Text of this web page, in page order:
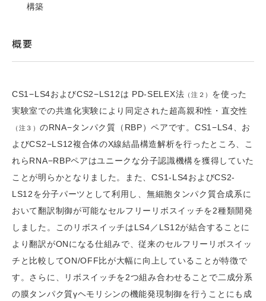
構築
概要
CS1−LS4およびCS2−LS12は PD-SELEX法 （注２） を使った
実験室での共進化実験により同定された超高親和性・直交性
（注３） のRNA−タンパク質（RBP）ペアです。CS1−LS4、お
よびCS2−LS12複合体のX線結晶構造解析を行ったところ、こ
れらRNA−RBPペアはユニークな分子認識機構を獲得していた
ことが明らかとなりました。また、CS1-LS4およびCS2-
LS12を分子パーツとして利用し、無細胞タンパク質合成系に
おいて翻訳制御が可能なセルフリーリボスイッチを2種類開発
しました。このリボスイッチはLS4／LS12が結合することに
より翻訳がONになる仕組みで、従来のセルフリーリボスイッ
チと比較してON/OFF比が大幅に向上していることが特徴で
す。さらに、リボスイッチを2つ組み合わせることで二成分系
の膜タンパク質γヘモリシンの機能発現制御を行うことにも成